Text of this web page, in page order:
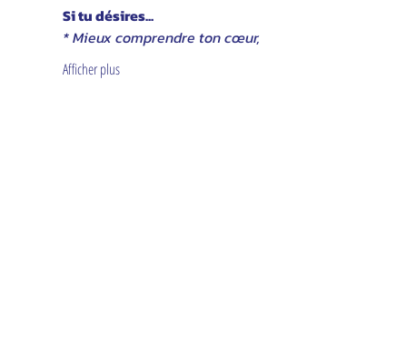
Si tu désires...
* Mieux comprendre ton cœur,
Afficher plus